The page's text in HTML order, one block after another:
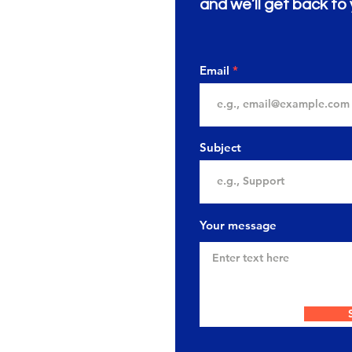
and we’ll get back to
Email
Subject
Your message